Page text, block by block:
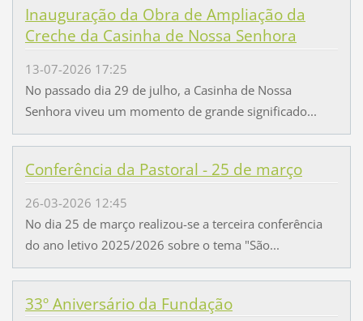
Inauguração da Obra de Ampliação da
Creche da Casinha de Nossa Senhora
13-07-2026 17:25
No passado dia 29 de julho, a Casinha de Nossa
Senhora viveu um momento de grande significado...
Conferência da Pastoral - 25 de março
26-03-2026 12:45
No dia 25 de março realizou-se a terceira conferência
do ano letivo 2025/2026 sobre o tema "São...
33º Aniversário da Fundação